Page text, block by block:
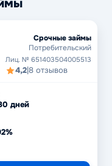
Срочные займы
Потребительский
Лиц. № 651403504005513
4,2|8 отзывов
дней